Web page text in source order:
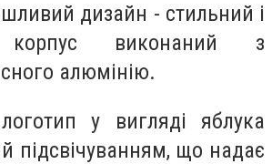
дизайн - стильний і
корпус виконаний з
алюмінію.
у вигляді яблука
підсвічуванням, що надає